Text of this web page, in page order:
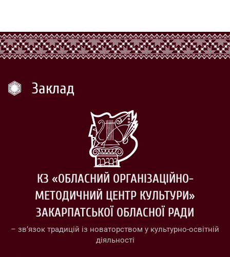
Заклад
КЗ «ОБЛАСНИЙ ОРГАНІЗАЦІЙНО-
МЕТОДИЧНИЙ ЦЕНТР КУЛЬТУРИ»
ЗАКАРПАТСЬКОЇ ОБЛАСНОЇ РАДИ
– зв’язок традицій із новаторством у культурно-освітній
діяльності